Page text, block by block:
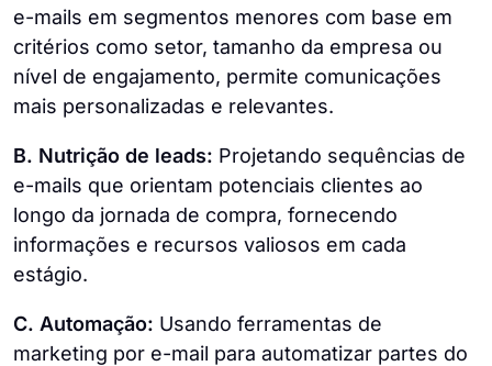
e-mails em segmentos menores com base em
critérios como setor, tamanho da empresa ou
nível de engajamento, permite comunicações
mais personalizadas e relevantes.
B. Nutrição de leads: Projetando sequências de
e-mails que orientam potenciais clientes ao
longo da jornada de compra, fornecendo
informações e recursos valiosos em cada
estágio.
C. Automação: Usando ferramentas de
marketing por e-mail para automatizar partes do